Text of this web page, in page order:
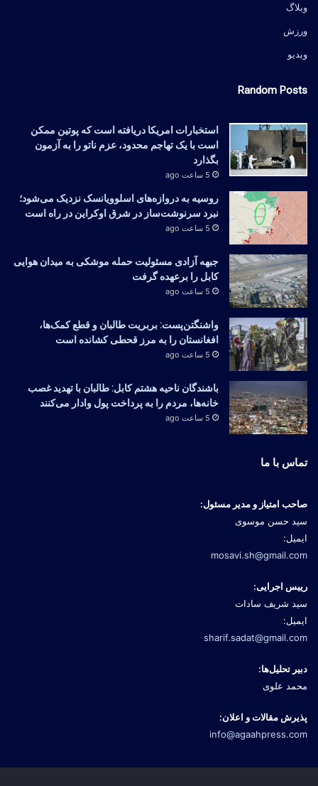
وبلاگ
ورزش
ویدیو
Random Posts
استخبارات امریکا دریافته است که پوتین ممکن
است با یک تهاجم محدود، عزم ناتو را به آزمون
بگذارد
5 ساعت ago
روسیه به دروازه‌های اسلوویانسک نزدیک می‌شود؛
نبرد سرنوشت‌ساز در شرق اوکراین در راه است
5 ساعت ago
جبهه آزادی مسئولیت حمله موشکی به میدان هوایی
کابل را برعهده گرفت
5 ساعت ago
واشنگتن‌پست: بربریت طالبان و قطع کمک‌ها،
افغانستان را به مرز قحطی کشانده است
5 ساعت ago
باشندگان ناحیه هشتم کابل: طالبان با تهدید غصب
خانه‌ها، مردم را به پرداخت پول وادار می‌کنند
5 ساعت ago
تماس با ما
صاحب امتیاز و مدیر مسئول:
سید حسن موسوی
ایمیل:
mosavi.sh@gmail.com
رییس اجرایی:
سید شریف سادات
ایمیل:
sharif.sadat@gmail.com
دبیر تحلیل‌ها:
محمد علوی
پذیرش مقالات و اعلان:
info@agaahpress.com